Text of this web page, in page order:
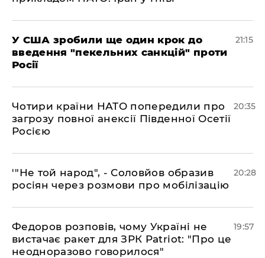
​У США зробили ще один крок до
введення "пекельних санкцій" проти
Росії
21:15
​Чотири країни НАТО попередили про
загрозу повної анексії Південної Осетії
Росією
20:35
​'"Не той народ", - Соловйов образив
росіян через розмови про мобілізацію
20:28
​Федоров розповів, чому Україні не
вистачає ракет для ЗРК Patriot: "Про це
неодноразово говорилося"
19:57